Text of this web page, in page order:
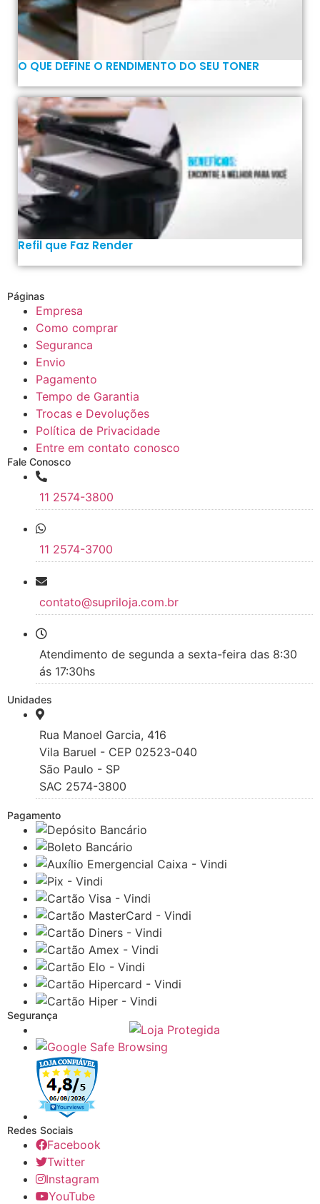
O QUE DEFINE O RENDIMENTO DO SEU TONER
Refil que Faz Render
Páginas
Empresa
Como comprar
Seguranca
Envio
Pagamento
Tempo de Garantia
Trocas e Devoluções
Política de Privacidade
Entre em contato conosco
Fale Conosco
11 2574-3800
11 2574-3700
contato@supriloja.com.br
Atendimento de segunda a sexta-feira das 8:30
ás 17:30hs
Unidades
Rua Manoel Garcia, 416
Vila Baruel - CEP 02523-040
São Paulo - SP
SAC 2574-3800
Pagamento
Segurança
Redes Sociais
Facebook
Twitter
Instagram
YouTube